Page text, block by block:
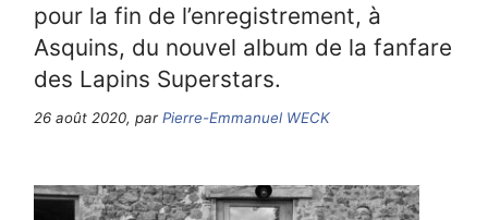
pour la fin de l’enregistrement, à
Asquins, du nouvel album de la fanfare
des Lapins Superstars.
26 août 2020, parPierre-Emmanuel WECK